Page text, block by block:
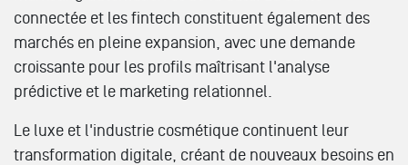
connectée et les fintech constituent également des
marchés en pleine expansion, avec une demande
croissante pour les profils maîtrisant l'analyse
prédictive et le marketing relationnel.
Le luxe et l'industrie cosmétique continuent leur
transformation digitale, créant de nouveaux besoins en